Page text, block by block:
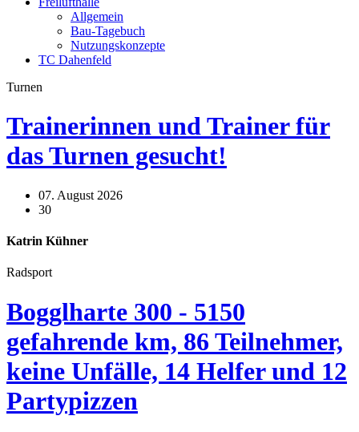
Allgemein
Bau-Tagebuch
Nutzungskonzepte
TC Dahenfeld
Turnen
Trainerinnen und Trainer für
das Turnen gesucht!
07. August 2026
30
Katrin Kühner
Radsport
Bogglharte 300 - 5150
gefahrende km, 86 Teilnehmer,
keine Unfälle, 14 Helfer und 12
Partypizzen